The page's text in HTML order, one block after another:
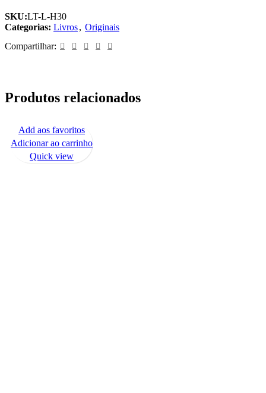
SKU:LT-L-H30
Categorias: Livros, Originais
Compartilhar:
Produtos relacionados
Add aos favoritos
Adicionar ao carrinho
Quick view